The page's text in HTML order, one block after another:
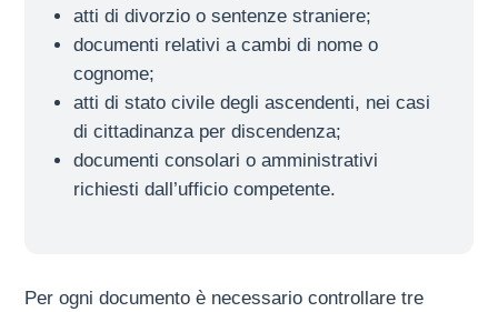
atti di divorzio o sentenze straniere;
documenti relativi a cambi di nome o
cognome;
atti di stato civile degli ascendenti, nei casi
di cittadinanza per discendenza;
documenti consolari o amministrativi
richiesti dall’ufficio competente.
Per ogni documento è necessario controllare tre